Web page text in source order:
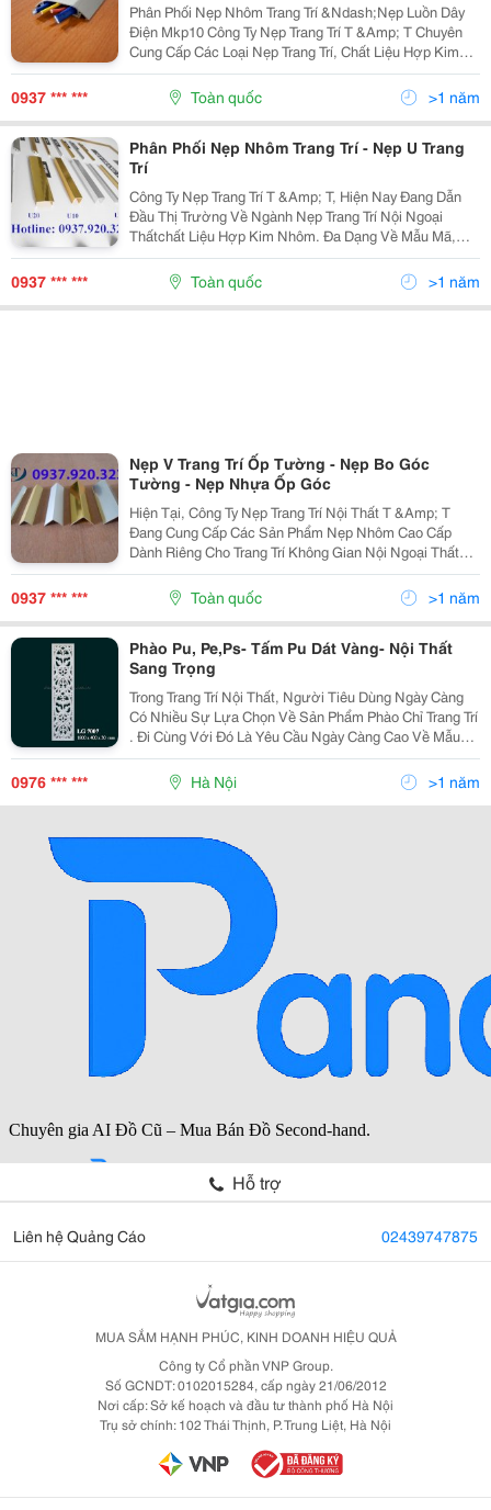
Phân Phối Nẹp Nhôm Trang Trí &Ndash;Nẹp Luồn Dây
Điện Mkp10 Công Ty Nẹp Trang Trí T &Amp; T Chuyên
Cung Cấp Các Loại Nẹp Trang Trí, Chất Liệu Hợp Kim
Nhôm. Ngoài Những Sản Phẩm Nẹp Dành Cho Ngành
Thiết Kế, Xây Dựng, Sàn Gỗ. Chúng Tôi Còn Cung...
0937 *** *** Toàn quốc >1 năm
Phân Phối Nẹp Nhôm Trang Trí - Nẹp U Trang
Trí
Công Ty Nẹp Trang Trí T &Amp; T, Hiện Nay Đang Dẫn
Đầu Thị Trường Về Ngành Nẹp Trang Trí Nội Ngoại
Thấtchất Liệu Hợp Kim Nhôm. Đa Dạng Về Mẫu Mã,
Quy Cách, Ứng Dụng Rộng Rãi Cho Nhiều Phong Cách
Thi Công Thiết Kế Khác Nhau. Bên Cạnh Các Dòng Sản
0937 *** *** Toàn quốc >1 năm
Nẹp V Trang Trí Ốp Tường - Nẹp Bo Góc
Tường - Nẹp Nhựa Ốp Góc
Hiện Tại, Công Ty Nẹp Trang Trí Nội Thất T &Amp; T
Đang Cung Cấp Các Sản Phẩm Nẹp Nhôm Cao Cấp
Dành Riêng Cho Trang Trí Không Gian Nội Ngoại Thất
Đặc Biệt Là Các Vị Trí Góc Tường. Sở Dĩ, Chúng Tôi
Chọn Hướng Đi Cung Cấp Các Sản Phẩm Nẹp Nhôm
0937 *** *** Toàn quốc >1 năm
Phào Pu, Pe,Ps- Tấm Pu Dát Vàng- Nội Thất
Sang Trọng
Trong Trang Trí Nội Thất, Người Tiêu Dùng Ngày Càng
Có Nhiều Sự Lựa Chọn Về Sản Phẩm Phào Chỉ Trang Trí
. Đi Cùng Với Đó Là Yêu Cầu Ngày Càng Cao Về Mẫu
Mã Và Chất Lượng. Dịch Hồng Hawa Không Chỉ Dẫn
Đầu Về Các Sản Phẩm Thạch Cao Trang Trí, Mà Còn Nh
0976 *** *** Hà Nội >1 năm
Hỗ trợ
Liên hệ Quảng Cáo 02439747875
MUA SẮM HẠNH PHÚC, KINH DOANH HIỆU QUẢ
Công ty Cổ phần VNP Group.
Số GCNDT: 0102015284, cấp ngày 21/06/2012
Nơi cấp: Sở kế hoạch và đầu tư thành phố Hà Nội
Trụ sở chính: 102 Thái Thịnh, P. Trung Liệt, Hà Nội